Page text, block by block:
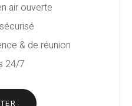
air ouverte
& de réunion
24/7